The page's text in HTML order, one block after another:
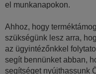
el munkanapokon.
Ahhoz, hogy
szükségünk lesz arra,
az ügyintézőnkkel
segít bennünket abban,
segítséget nyújthassunk